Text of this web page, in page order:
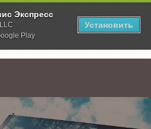
Экспресс
Play
Установить
Выходные дни в Армении и